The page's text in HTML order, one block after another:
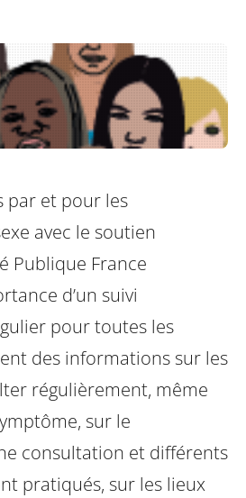
par et pour les
avec le soutien
Publique France
d’un suivi
pour toutes les
des informations sur les
régulièrement, même
sur le
consultation et différents
pratiqués, sur les lieux